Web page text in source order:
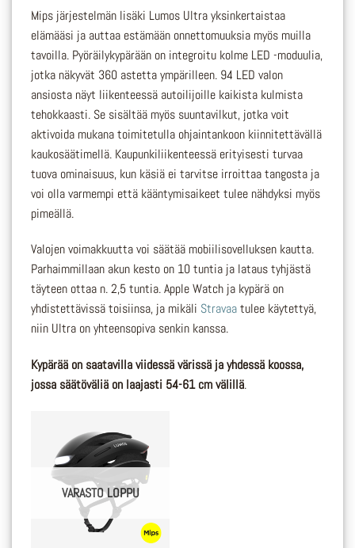
Mips järjestelmän lisäki Lumos Ultra yksinkertaistaa
elämääsi ja auttaa estämään onnettomuuksia myös muilla
tavoilla. Pyöräilykypärään on integroitu kolme LED -moduulia,
jotka näkyvät 360 astetta ympärilleen. 94 LED valon
ansiosta näyt liikenteessä autoilijoille kaikista kulmista
tehokkaasti. Se sisältää myös suuntavilkut, jotka voit
aktivoida mukana toimitetulla ohjaintankoon kiinnitettävällä
kaukosäätimellä. Kaupunkiliikenteessä erityisesti turvaa
tuova ominaisuus, kun käsiä ei tarvitse irroittaa tangosta ja
voi olla varmempi että kääntymisaikeet tulee nähdyksi myös
pimeällä.
Valojen voimakkuutta voi säätää mobiilisovelluksen kautta.
Parhaimmillaan akun kesto on 10 tuntia ja lataus tyhjästä
täyteen ottaa n. 2,5 tuntia. Apple Watch ja kypärä on
yhdistettävissä toisiinsa, ja mikäli Stravaatulee käytettyä,
niin Ultra on yhteensopiva senkin kanssa.
Kypärää on saatavilla viidessä värissä ja yhdessä koossa,
jossa säätöväliä on laajasti 54-61 cm välillä.
VARASTO LOPPU